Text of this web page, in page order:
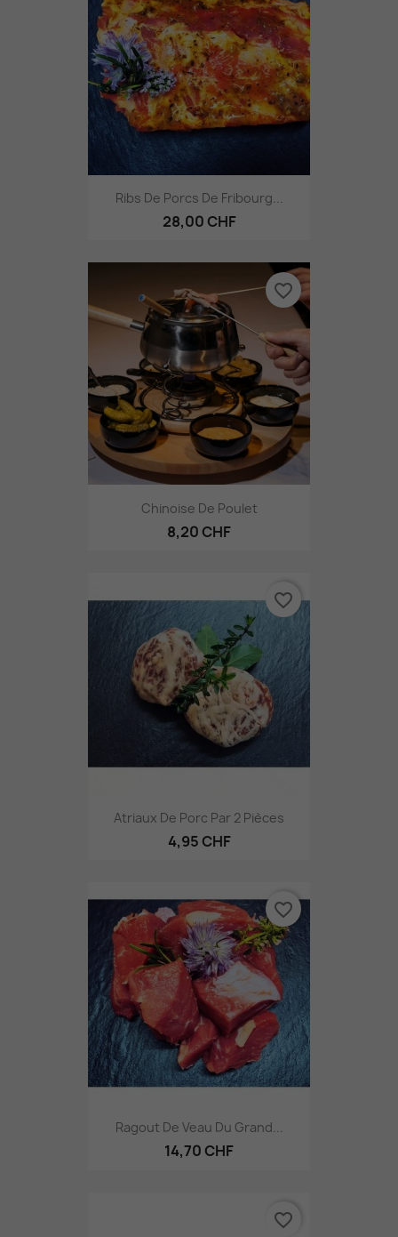
Ribs De Porcs De Fribourg...
28,00 CHF
Chinoise De Poulet
8,20 CHF
favorite_border
Atriaux De Porc Par 2 Pièces
4,95 CHF
favorite_border
Ragout De Veau Du Grand...
14,70 CHF
favorite_border
favorite_border